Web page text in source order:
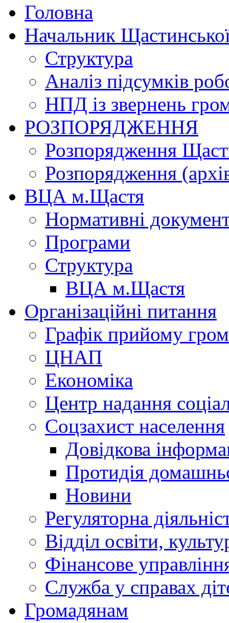
Головна
Начальник
Структура
Аналіз підсумків
НПД із звернень
РОЗПОРЯДЖЕННЯ
Розпорядження
Розпорядження
ВЦА м.Щастя
Нормативні
Програми
Структура
ВЦА м.Щастя
Організаційні питання
Графік прийому
ЦНАП
Економіка
Центр надання
Соцзахист населення
Довідкова
Протидія
Новини
Регуляторна
Відділ освіти,
Фінансове
Служба у справах
Громадянам